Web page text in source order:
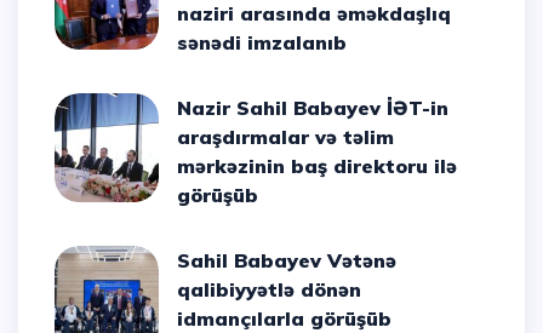
naziri arasında əməkdaşlıq
sənədi imzalanıb
Nazir Sahil Babayev İƏT-in
araşdırmalar və təlim
mərkəzinin baş direktoru ilə
görüşüb
Sahil Babayev Vətənə
qalibiyyətlə dönən
idmançılarla görüşüb